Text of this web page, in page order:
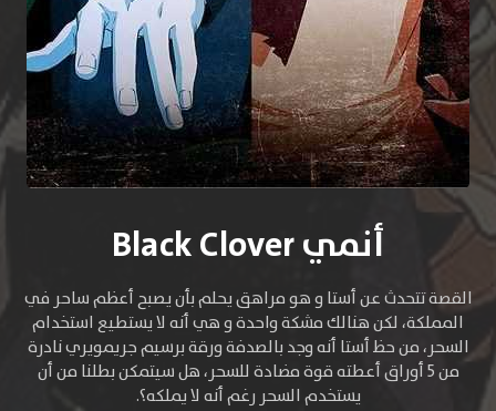
أنمي Black Clover
القصة تتحدث عن أستا و هو مراهق يحلم بأن يصبح أعظم ساحر في
المملكة، لكن هنالك مشكة واحدة و هي أنه لا يستطيع استخدام
السحر، من حظ أستا أنه وجد بالصدفة ورقة برسيم جريمويري نادرة
من 5 أوراق أعطته قوة مضادة للسحر، هل سيتمكن بطلنا من أن
يستخدم السحر رغم أنه لا يملكه؟.